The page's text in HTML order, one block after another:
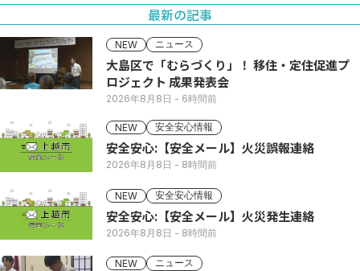
最新の記事
NEW ニュース
大島区で「むらづくり」！ 移住・定住促進プ
ロジェクト 成果発表会
2026年8月8日 - 6時間前
NEW 安全安心情報
安全安心:【安全メール】火災誤報連絡
2026年8月8日 - 8時間前
NEW 安全安心情報
安全安心:【安全メール】火災発生連絡
2026年8月8日 - 8時間前
NEW ニュース